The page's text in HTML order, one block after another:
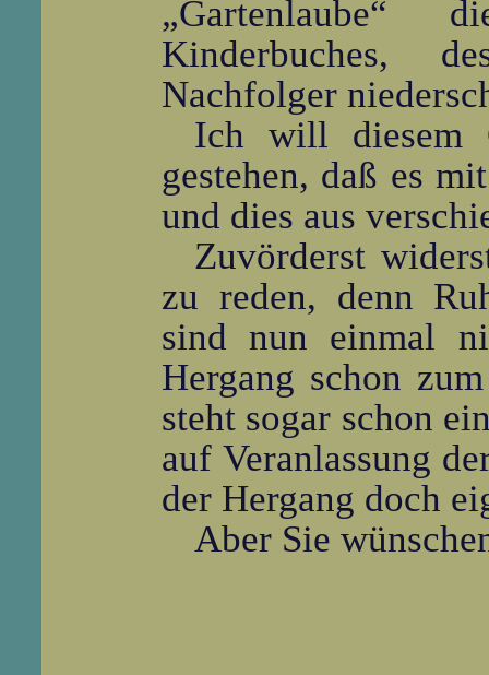
„Gartenlaube“
Kinderbuches,
Nachfolger
Ich will diesem
gestehen, daß es
und dies aus
Zuvörderst
zu reden, denn
sind nun einmal
Hergang schon
steht sogar schon
auf Veranlassung
der Hergang doch
Aber Sie